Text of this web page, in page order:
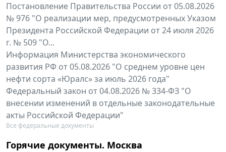
Постановление Правительства России от 05.08.2026
№ 976 "О реализации мер, предусмотренных Указом
Президента Российской Федерации от 24 июля 2026
г. № 509 "О...
Информация Министерства экономического
развития РФ от 05.08.2026 "О среднем уровне цен
нефти сорта «Юралс» за июль 2026 года"
Федеральный закон от 04.08.2026 № 334-ФЗ "О
внесении изменений в отдельные законодательные
акты Российской Федерации"
Все федеральные документы
Горячие документы. Москва